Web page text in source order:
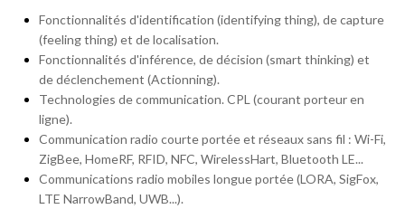
Fonctionnalités d'identification (identifying thing), de capture
(feeling thing) et de localisation.
Fonctionnalités d'inférence, de décision (smart thinking) et
de déclenchement (Actionning).
Technologies de communication. CPL (courant porteur en
ligne).
Communication radio courte portée et réseaux sans fil : Wi-Fi,
ZigBee, HomeRF, RFID, NFC, WirelessHart, Bluetooth LE...
Communications radio mobiles longue portée (LORA, SigFox,
LTE NarrowBand, UWB...).